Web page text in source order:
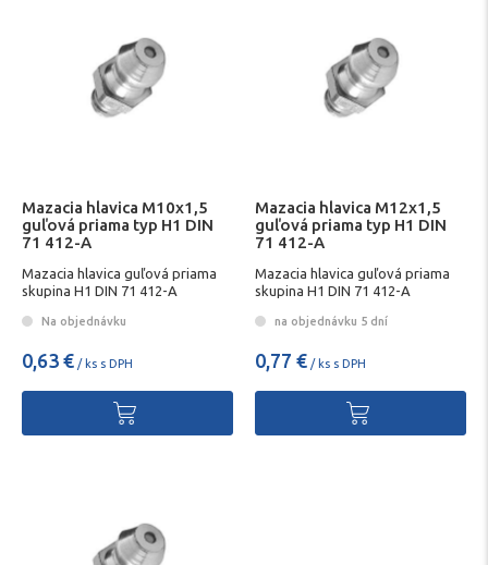
Mazacia hlavica M10x1,5
guľová priama typ H1 DIN
71 412-A
Mazacia hlavica guľová priama
skupina H1 DIN 71 412-A
Na objednávku
0,63 € / ks s DPH
Mazacia hlavica M12x1,5
guľová priama typ H1 DIN
71 412-A
Mazacia hlavica guľová priama
skupina H1 DIN 71 412-A
na objednávku 5 dní
0,77 € / ks s DPH